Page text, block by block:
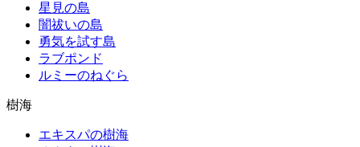
星見の島
闇祓いの島
勇気を試す島
ラブポンド
ルミーのねぐら
樹海
エキスパの樹海